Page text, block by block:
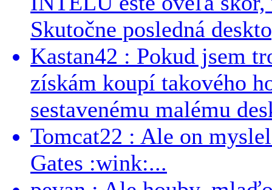
Skutočne posledná
Kastan42 : Pokud jsem
získám koupí takového
sestavenému malému
Tomcat22 : Ale on
Gates :wink:...